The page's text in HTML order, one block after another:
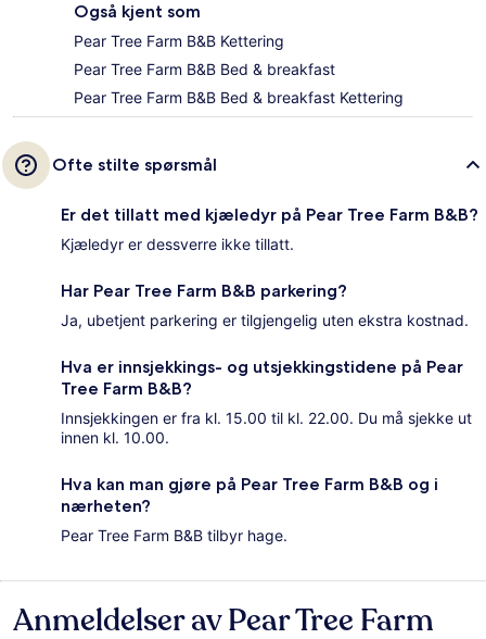
Også kjent som
Pear Tree Farm B&B Kettering
Pear Tree Farm B&B Bed & breakfast
Pear Tree Farm B&B Bed & breakfast Kettering
Ofte stilte spørsmål
Er det tillatt med kjæledyr på Pear Tree Farm B&B?
Kjæledyr er dessverre ikke tillatt.
Har Pear Tree Farm B&B parkering?
Ja, ubetjent parkering er tilgjengelig uten ekstra kostnad.
Hva er innsjekkings- og utsjekkingstidene på Pear
Tree Farm B&B?
Innsjekkingen er fra kl. 15.00 til kl. 22.00. Du må sjekke ut
innen kl. 10.00.
Hva kan man gjøre på Pear Tree Farm B&B og i
nærheten?
Pear Tree Farm B&B tilbyr hage.
Anmeldelser
Anmeldelser av Pear Tree Farm